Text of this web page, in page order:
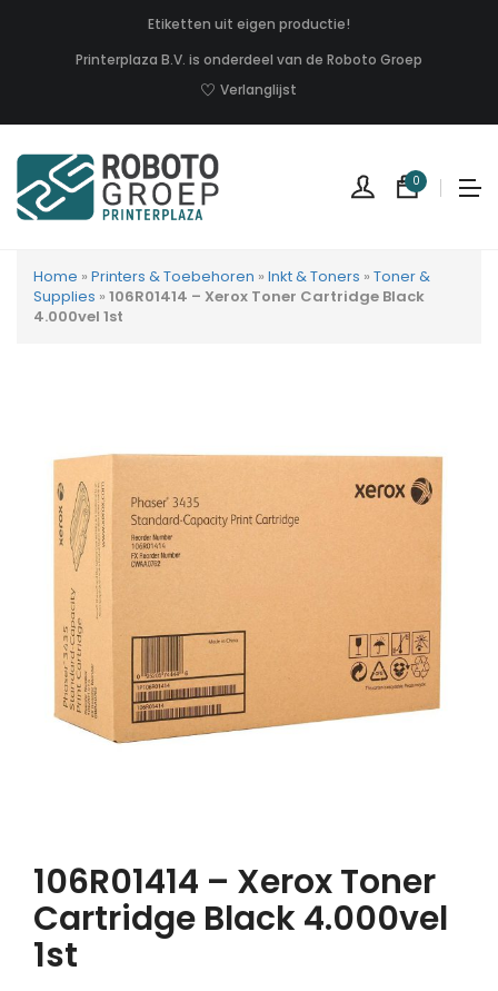
Etiketten uit eigen productie!
Printerplaza B.V. is onderdeel van de Roboto Groep
Verlanglijst
0
in
Home » Printers & Toebehoren » Inkt & Toners » Toner &
Supplies » 106R01414 – Xerox Toner Cartridge Black
4.000vel 1st
106R01414 – Xerox Toner
Cartridge Black 4.000vel
1st